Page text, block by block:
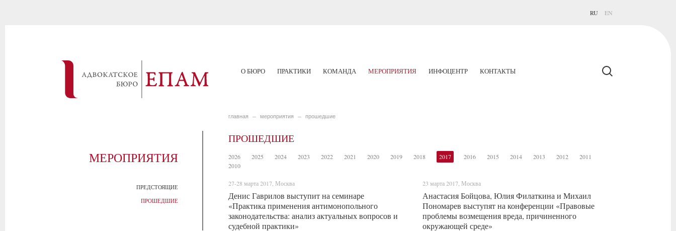
RU EN
О БЮРО ПРАКТИКИ КОМАНДА МЕРОПРИЯТИЯ ИНФОЦЕНТР КОНТАКТЫ
МЕРОПРИЯТИЯ
ПРЕДСТОЯЩИЕ
ПРОШЕДШИЕ
главная мероприятия прошедшие
ПРОШЕДШИЕ
2026 2025 2024 2023 2022 2021 2020 2019 2018 2017 2016 2015 2014 2013 2012
2011
2010
27-28 марта 2017, Москва
Денис Гаврилов выступит на семинаре
«Практика применения антимонопольного
законодательства: анализ актуальных вопросов и
судебной практики»
23 марта 2017, Москва
Анастасия Бойцова, Юлия Филаткина и Михаил
Пономарев выступят на конференции «Правовые
проблемы возмещения вреда, причиненного
окружающей среде»